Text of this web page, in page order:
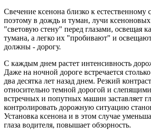
Свечение ксенона близко к естественному
поэтому в дождь и туман, лучи
"световую стену" перед глазами, освещая
тумана, а легко их "пробивают" и
должны - дорогу.
С каждым днем растет интенсивность
Даже на ночной дороге встречается
два десятка лет назад днем. Резкий
относительно темной дорогой и
встречных и попутных машин заставляет
контролировать дорожную ситуацию
Установка ксенона и в этом случае
глаза водителя, повышает обзорность.